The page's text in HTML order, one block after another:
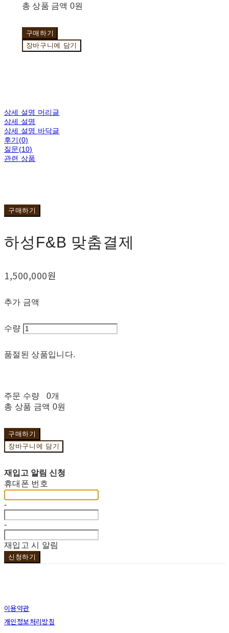
총 상품 금액 0원
구매하기
장바구니에 담기
상세 설명 머리글
상세 설명
상세 설명 바닥글
후기(0)
질문(10)
관련 상품
구매하기
하성F&B 맞춤결제
1,500,000원
추가 금액
수량
품절된 상품입니다.
주문 수량
0개
총 상품 금액 0원
구매하기
장바구니에 담기
재입고 알림 신청
휴대폰 번호
-
-
재입고 시 알림
신청하기
이용약관
개인정보처리방침